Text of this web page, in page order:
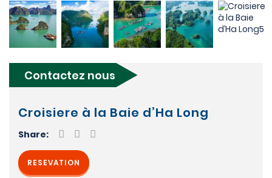
Croisiere à la Baie d’Ha Long
Share:
Contactez nous
RESEVATION